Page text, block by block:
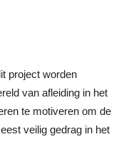
project worden
van afleiding in het
te motiveren om de
veilig gedrag in het